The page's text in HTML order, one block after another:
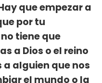
que empezar a
por tu
tiene que
a Dios o el reino
a alguien que nos
el mundo o la